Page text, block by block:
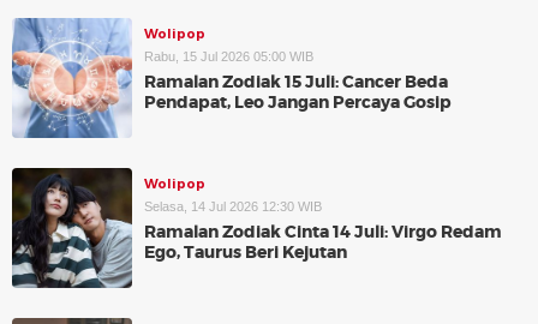
Wolipop
Rabu, 15 Jul 2026 05:00 WIB
Ramalan Zodiak 15 Juli: Cancer Beda
Pendapat, Leo Jangan Percaya Gosip
Wolipop
Selasa, 14 Jul 2026 12:30 WIB
Ramalan Zodiak Cinta 14 Juli: Virgo Redam
Ego, Taurus Beri Kejutan